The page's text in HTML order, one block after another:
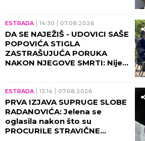
ESTRADA 14:30 07.08.2026
DA SE NAJEŽIŠ - UDOVICI SAŠE
POPOVIĆA STIGLA
ZASTRAŠUJUĆA PORUKA
NAKON NJEGOVE SMRTI: Nije
ESTRADA 13:14 07.08.2026
PRVA IZJAVA SUPRUGE SLOBE
RADANOVIĆA: Jelena se
oglasila nakon što su
PROCURILE STRAVIČNE